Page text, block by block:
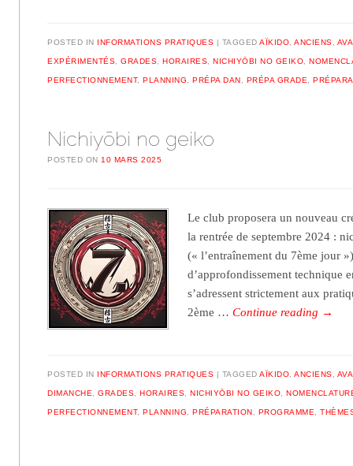
POSTED IN INFORMATIONS PRATIQUES TAGGEDAÏKIDO ,ANCIENS
EXPÉRIMENTÉS ,GRADES ,HORAIRES ,NICHIYŌBI NO GEIKO ,
PERFECTIONNEMENT,PLANNING ,PRÉPA DAN PRÉPA GRADE ,
Nichiyōbi no geiko
POSTED ON 10 MARS 2025
Le club proposera un nouveau
la rentrée de septembre 2024 :
(« l’entraînement du 7ème jour
d’approfondissement technique
s’adressent strictement aux
2ème …Continue reading →
POSTED IN INFORMATIONS PRATIQUES TAGGEDAÏKIDO ,ANCIENS
DIMANCHE ,GRADES ,HORAIRES ,NICHIYŌBI NO GEIKO ,
PERFECTIONNEMENT,PLANNING ,PRÉPARATION PROGRAMME ,